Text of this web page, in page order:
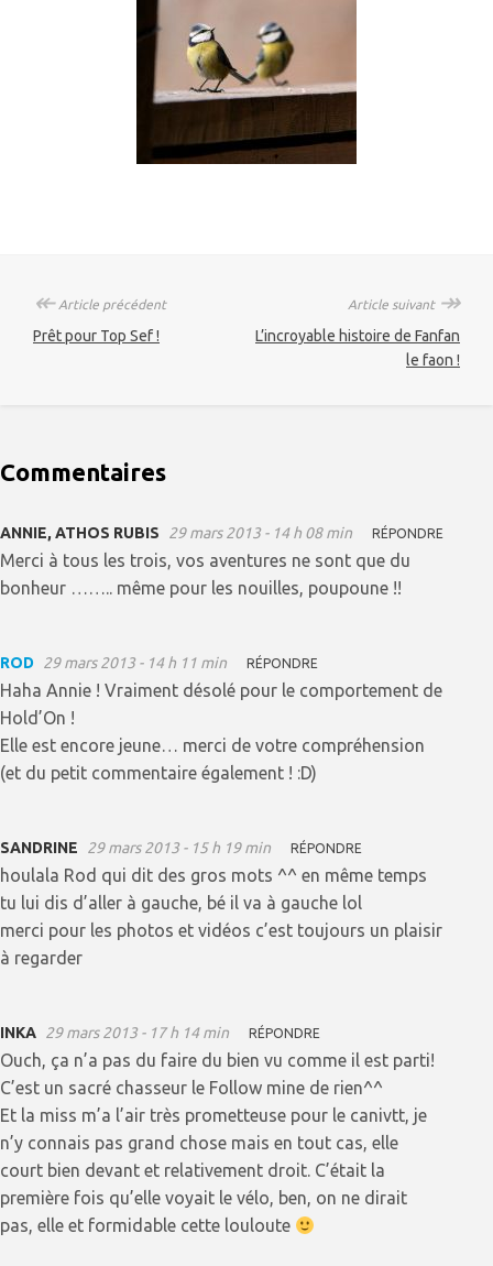
↞Article précédent
Prêt pour Top Sef !
Article suivant ↠
L’incroyable histoire de Fanfan
le faon !
Commentaires
ANNIE, ATHOS RUBIS 29 mars 2013 - 14 h 08 min RÉPONDRE
Merci à tous les trois, vos aventures ne sont que du
bonheur …….. même pour les nouilles, poupoune !!
ROD 29 mars 2013 - 14 h 11 min RÉPONDRE
Haha Annie ! Vraiment désolé pour le comportement de
Hold’On !
Elle est encore jeune… merci de votre compréhension
(et du petit commentaire également ! :D)
SANDRINE 29 mars 2013 - 15 h 19 min RÉPONDRE
houlala Rod qui dit des gros mots ^^ en même temps
tu lui dis d’aller à gauche, bé il va à gauche lol
merci pour les photos et vidéos c’est toujours un plaisir
à regarder
INKA 29 mars 2013 - 17 h 14 min RÉPONDRE
Ouch, ça n’a pas du faire du bien vu comme il est parti!
C’est un sacré chasseur le Follow mine de rien^^
Et la miss m’a l’air très prometteuse pour le canivtt, je
n’y connais pas grand chose mais en tout cas, elle
court bien devant et relativement droit. C’était la
première fois qu’elle voyait le vélo, ben, on ne dirait
pas, elle et formidable cette louloute